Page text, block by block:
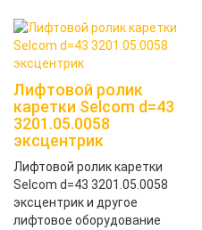
Лифтовой ролик
каретки Selcom d=43
3201.05.0058
эксцентрик
Лифтовой ролик каретки
Selcom d=43 3201.05.0058
эксцентрик и другое
лифтовое оборудование